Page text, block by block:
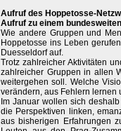
Aufruf des Hoppetosse-
Aufruf zu einem
Wie andere Gruppen und
Hoppetosse ins Leben
Duesseldorf auf.
Trotz zahlreicher Aktivitäten
zahlreicher Gruppen in allen
weitergehen soll. Welche
verändern, aus Fehlern lernen
Im Januar wollen sich
die Perspektiven linken,
aus bisherigen Erfahrungen